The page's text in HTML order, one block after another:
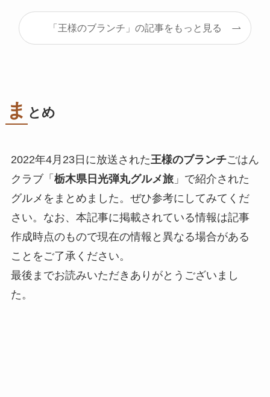
「王様のブランチ」の記事をもっと見る
ま とめ
2022年4月23日に放送された王様のブランチごはん
クラブ「 栃木県日光弾丸グルメ旅」で紹介された
グルメをまとめました。ぜひ参考にしてみてくだ
さい。なお、本記事に掲載されている情報は記事
作成時点のもので現在の情報と異なる場合がある
ことをご了承ください。
最後までお読みいただきありがとうございまし
た。